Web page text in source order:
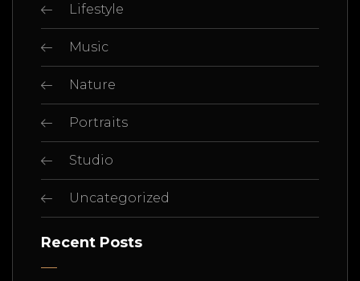
Lifestyle
Music
Nature
Portraits
Studio
Uncategorized
Recent Posts